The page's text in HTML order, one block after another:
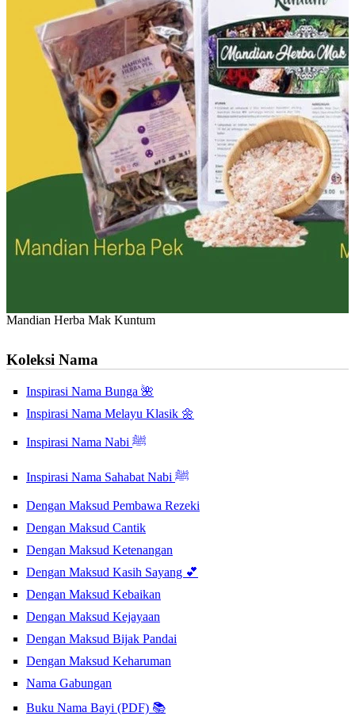
Mandian Herba Mak Kuntum
Koleksi Nama
Inspirasi Nama Bunga 🌺
Inspirasi Nama Melayu Klasik 🌼
Inspirasi Nama Nabi ﷺ
Inspirasi Nama Sahabat Nabi ﷺ
Dengan Maksud Pembawa Rezeki
Dengan Maksud Cantik
Dengan Maksud Ketenangan
Dengan Maksud Kasih Sayang 💕
Dengan Maksud Kebaikan
Dengan Maksud Kejayaan
Dengan Maksud Bijak Pandai
Dengan Maksud Keharuman
Nama Gabungan
Buku Nama Bayi (PDF) 📚